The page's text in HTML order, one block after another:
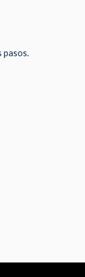
pasos.